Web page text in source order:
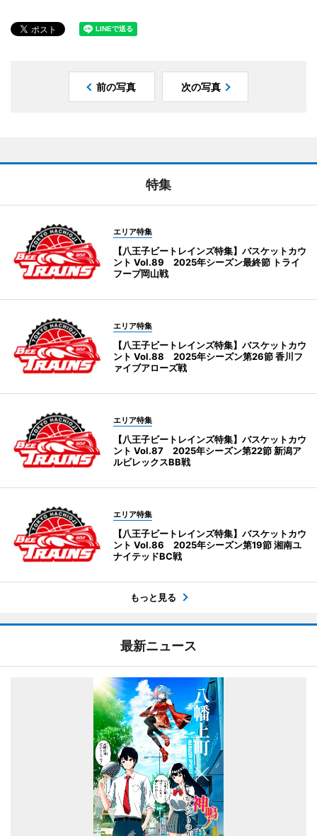
前の写真 次の写真
特集
エリア特集
【八王子ビートレインズ特集】バスケットカウ
ント Vol.89 2025年シーズン最終節 トライ
フープ岡山戦
エリア特集
【八王子ビートレインズ特集】バスケットカウ
ント Vol.88 2025年シーズン第26節 香川フ
ァイブアローズ戦
エリア特集
【八王子ビートレインズ特集】バスケットカウ
ント Vol.87 2025年シーズン第22節 新潟ア
ルビレックスBB戦
エリア特集
【八王子ビートレインズ特集】バスケットカウ
ント Vol.86 2025年シーズン第19節 湘南ユ
ナイテッドBC戦
もっと見る
最新ニュース